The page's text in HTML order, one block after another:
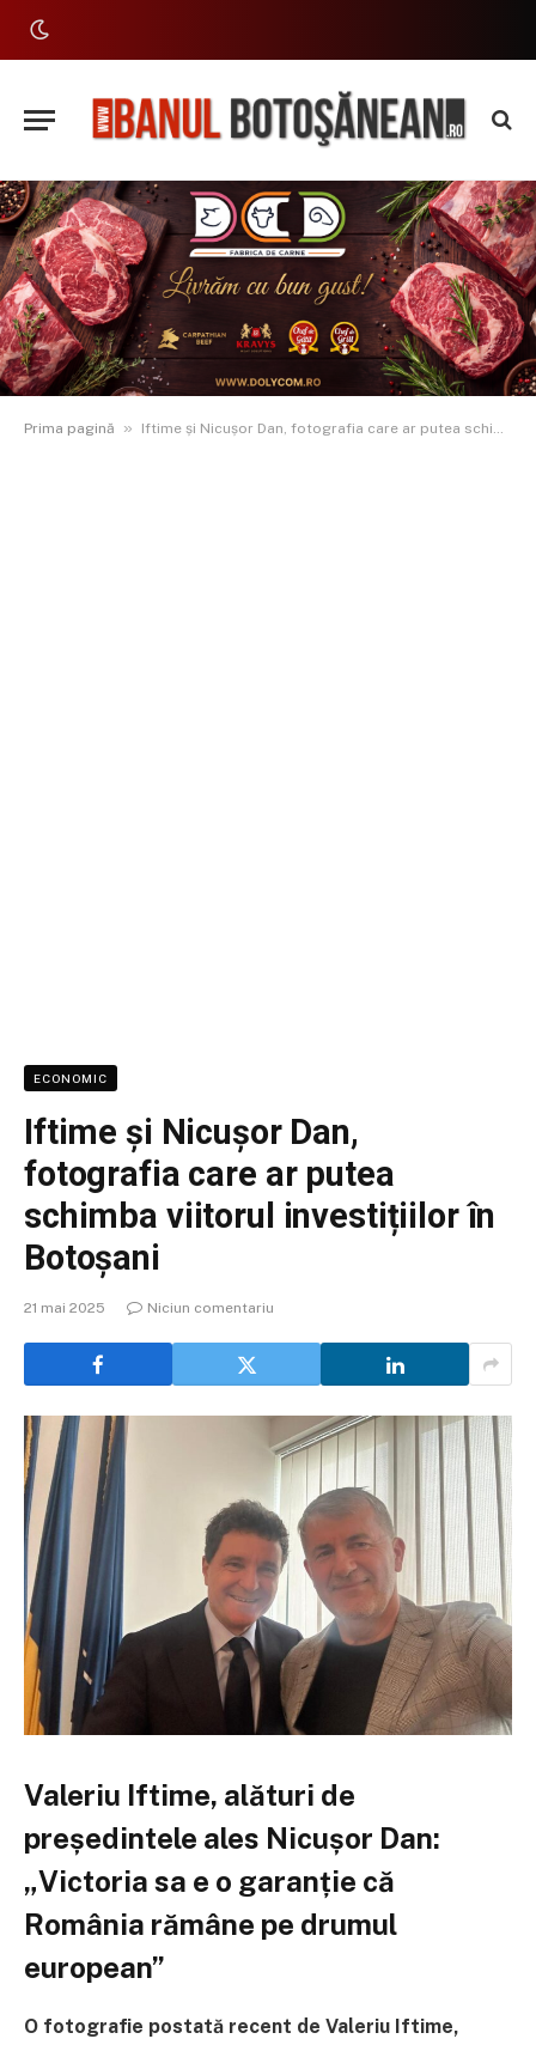
Prima pagină » Iftime și Nicușor Dan, fotografia care ar putea schimba viitorul investițiilor în Botoșani
ECONOMIC
Iftime și Nicușor Dan,
fotografia care ar putea
schimba viitorul investițiilor în
Botoșani
21 mai 2025 Niciun comentariu
Valeriu Iftime, alături de
președintele ales Nicușor Dan:
„Victoria sa e o garanție că
România rămâne pe drumul
european”
O fotografie postată recent de Valeriu Iftime,